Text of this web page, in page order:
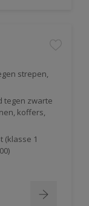
strepen,
tegen zwarte
koffers,
(klasse 1